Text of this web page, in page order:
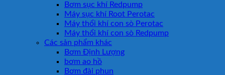
Bơm sục khí Redpump
Máy sục khí Root Perotac
Máy thổi khí con sò Perotac
Máy thổi khí con sò Redpump
Các sản phẩm khác
Bơm Định Lượng
bơm ao hồ
Bơm đài phun